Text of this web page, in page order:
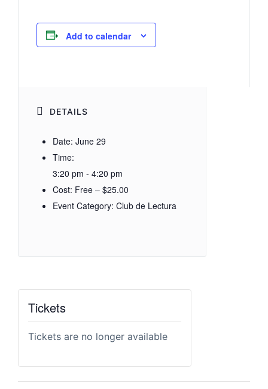
Add to calendar
DETAILS
Date: June 29
Time:
3:20 pm - 4:20 pm
Cost: Free – $25.00
Event Category: Club de Lectura
Tickets
Tickets are no longer available